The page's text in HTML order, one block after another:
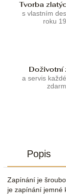
Tvorba
s vlastním
roku
Doživotní
a servis
Popis
Zapínání je
je zapínání jemné